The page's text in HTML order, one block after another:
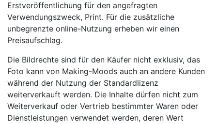
Erstveröffentlichung für den angefragten
Verwendungszweck, Print. Für die zusätzliche
unbegrenzte online-Nutzung erheben wir einen
Preisaufschlag.
Die Bildrechte sind für den Käufer nicht exklusiv, das
Foto kann von Making-Moods auch an andere Kunden
während der Nutzung der Standardlizenz
weiterverkauft werden. Die Inhalte dürfen nicht zum
Weiterverkauf oder Vertrieb bestimmter Waren oder
Dienstleistungen verwendet werden, deren Wert